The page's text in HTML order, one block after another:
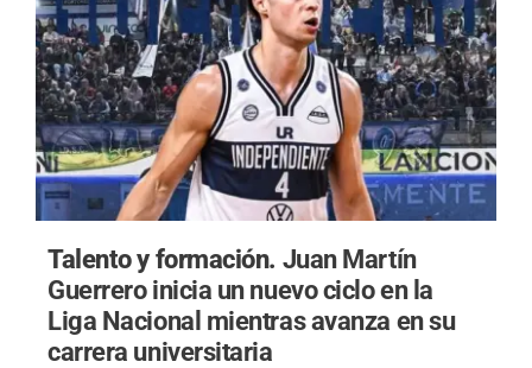
Talento y formación. Juan Martín
Guerrero inicia un nuevo ciclo en la
Liga Nacional mientras avanza en su
carrera universitaria